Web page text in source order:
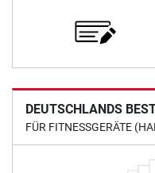
DEUTSCHLANDS
FÜR FITNESSGERÄTE